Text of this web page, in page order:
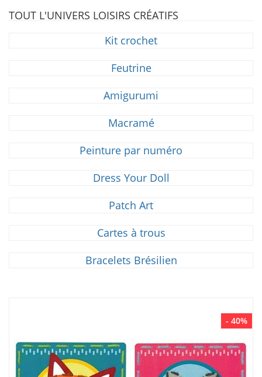
TOUT L'UNIVERS LOISIRS CRÉATIFS
Kit crochet
Feutrine
Amigurumi
Macramé
Peinture par numéro
Dress Your Doll
Patch Art
Cartes à trous
Bracelets Brésilien
- 40%